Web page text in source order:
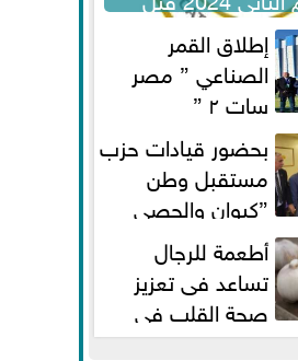
إطلاق القمر
الصناعي ” مصر
سات ٢ ”
بحضور قيادات حزب
مستقبل وطن
”كيوان والحصي
وعيسي” أمانه
أطعمة للرجال
تساعد فى تعزيز
صحة القلب فى